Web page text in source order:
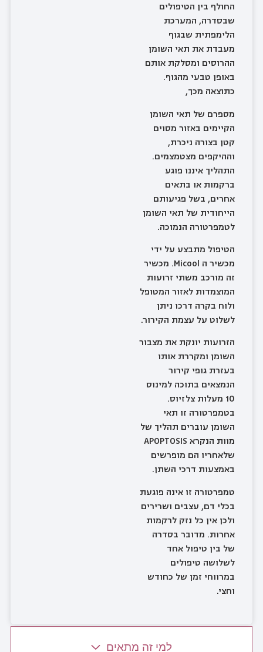
למי זה מתאים
החולף בין הטיפולים
שבסדרה, המערכת
הלימפתית שבגוף
מעבדת את תאי השומן
ההרוסים ומסלקת אותם
באופן טבעי מהגוף.
כתוצאה מכך,
מספרם של תאי השומן
הקיימים באזור מסוים
קטן בצורה ניכרת,
וההיקפים מצטמצמים.
התהליך איננו פוגע
ברקמות או בתאים
אחרים, בשל פגיעותם
הייחודית של תאי השומן
לטמפרטורה הנמוכה.
הטיפול מתבצע על ידי
מכשיר ה Micool. מכשיר
זה מורכב משתי זרועות
המוצמדות לאזור המטופל
ולוח בקרה דרכו ניתן
לשלוט על עצמת הקירור.
הזרועות יונקת את מצבור
השומן ומקררת אותו
בעזרת גופי קירור
הנמצאים בתוכה למינוס
10 מעלות צלזיוס.
בטמפרטורה זו תאי
השומן עוברים תהליך של
מוות הנקרא APOPTOSIS
שלאחריו הם מופרשים
באמצעות דרכי השתן.
טמפרטורה זו אינה פוגעת
בכלי דם, עצבים ושרירים
ולכן אין כל נזק לרקמות
אחרות. מדובר בסדרה
של בין טיפול אחד
לשלושה טיפולים
במרווחי זמן של כחודש
וחצי.